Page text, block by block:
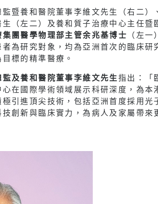
暨養和醫院董事李維文先生（右二）
（左二）及養和質子治療中心主任暨
集團醫學物理部主管余兆基博士
（左
為研究對象，均為亞洲首次的臨床研
標的精準醫療。
及養和醫院董事李維文先生 指出：「
在國際學術領域展示科研深度，為本
引進頂尖技術，包括亞洲首度採用光
創新與臨床實力，為病人及家屬帶來